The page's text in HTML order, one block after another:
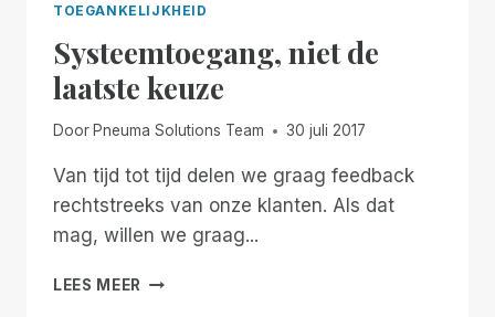
TOEGANKELIJKHEID
Systeemtoegang, niet de
laatste keuze
Door Pneuma Solutions Team 30 juli 2017
Van tijd tot tijd delen we graag feedback
rechtstreeks van onze klanten. Als dat
mag, willen we graag...
LEES MEER SYSTEEMTOEGANG,